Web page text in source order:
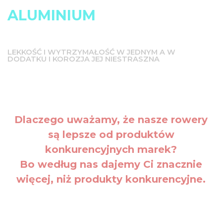
ALUMINIUM
LEKKOŚĆ I WYTRZYMAŁOŚĆ W JEDNYM A W
DODATKU I KOROZJA JEJ NIESTRASZNA
Dlaczego uważamy, że nasze rowery
są lepsze od produktów
konkurencyjnych marek?
Bo według nas dajemy Ci znacznie
więcej, niż produkty konkurencyjne.